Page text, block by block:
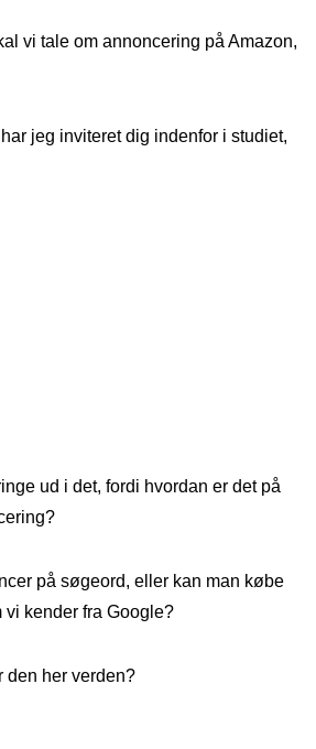
vi tale om annoncering på Amazon,
jeg inviteret dig indenfor i studiet,
ud i det, fordi hvordan er det på
på søgeord, eller kan man købe
kender fra Google?
den her verden?